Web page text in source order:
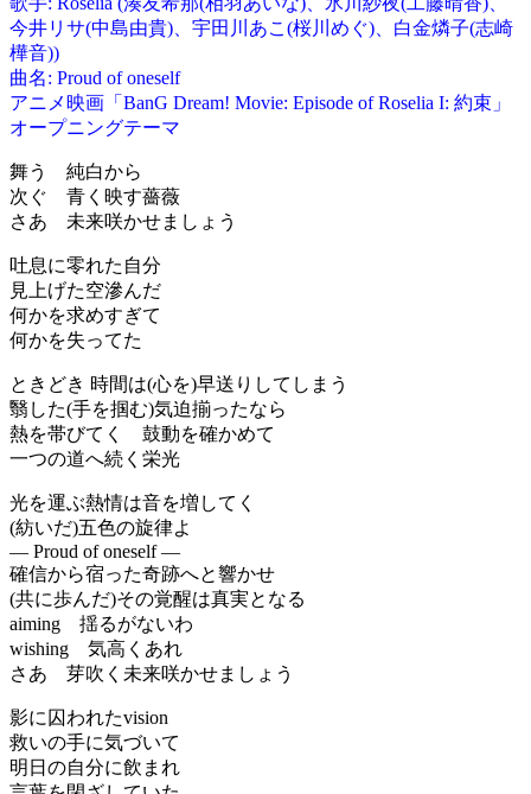
今井リサ(中島由貴)、宇田川あこ(桜川めぐ)、白金燐子(志崎
樺音))
曲名: Proud of oneself
アニメ映画「BanG Dream! Movie: Episode of Roselia I: 約束」
オープニングテーマ
舞う 純白から
次ぐ 青く映す薔薇
さあ 未来咲かせましょう
吐息に零れた自分
見上げた空滲んだ
何かを求めすぎて
何かを失ってた
ときどき 時間は(心を)早送りしてしまう
翳した(手を掴む)気迫揃ったなら
熱を帯びてく 鼓動を確かめて
一つの道へ続く栄光
光を運ぶ熱情は音を増してく
(紡いだ)五色の旋律よ
— Proud of oneself —
確信から宿った奇跡へと響かせ
(共に歩んだ)その覚醒は真実となる
aiming 揺るがないわ
wishing 気高くあれ
さあ 芽吹く未来咲かせましょう
影に囚われたvision
救いの手に気づいて
明日の自分に飲まれ